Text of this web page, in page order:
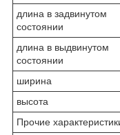
длина в задвинутом
состоянии
длина в выдвинутом
состоянии
ширина
высота
Прочие